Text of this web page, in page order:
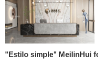
"Estilo simple" MeilinHui